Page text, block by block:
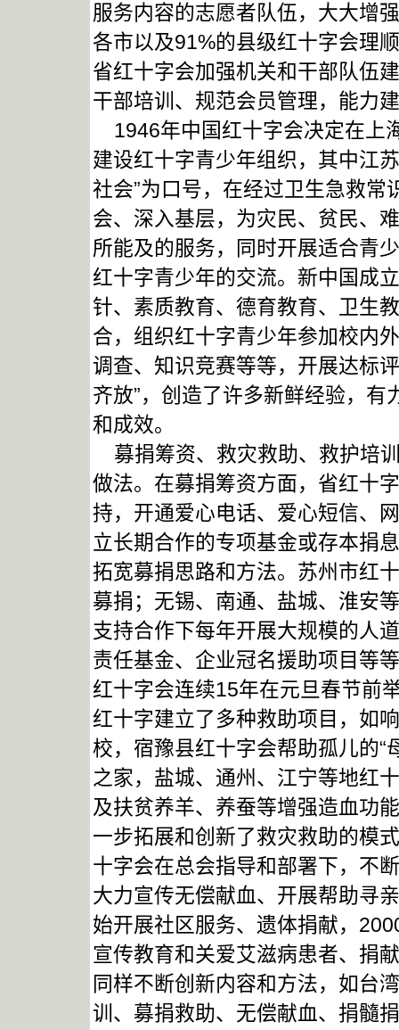
服务内容的志愿者队伍，大大增
各市以及91%的县级红十字会理
省红十字会加强机关和干部队伍
干部培训、规范会员管理，能力
1946年中国红十字会决定在上
建设红十字青少年组织，其中江
社会”为口号，在经过卫生急救
会、深入基层，为灾民、贫民、
所能及的服务，同时开展适合青
红十字青少年的交流。新中国成
针、素质教育、德育教育、卫生
合，组织红十字青少年参加校内
调查、知识竞赛等等，开展达标
齐放”，创造了许多新鲜经验，
和成效。
募捐筹资、救灾救助、救护培
做法。在募捐筹资方面，省红十
持，开通爱心电话、爱心短信、
立长期合作的专项基金或存本捐
拓宽募捐思路和方法。苏州市红
募捐；无锡、南通、盐城、淮安
支持合作下每年开展大规模的人
责任基金、企业冠名援助项目等
红十字会连续15年在元旦春节前
红十字建立了多种救助项目，如
校，宿豫县红十字会帮助孤儿的“
之家，盐城、通州、江宁等地红
及扶贫养羊、养蚕等增强造血功
一步拓展和创新了救灾救助的模
十字会在总会指导和部署下，不
大力宣传无偿献血、开展帮助寻
始开展社区服务、遗体捐献，
宣传教育和关爱艾滋病患者、捐
同样不断创新内容和方法，如台
训、募捐救助、无偿献血、捐髓